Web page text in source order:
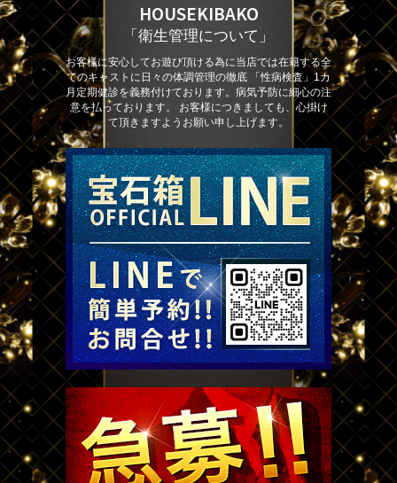
HOUSEKIBAKO
「衛生管理について」
お客様に安心してお遊び頂ける為に当店では在籍する全
てのキャストに日々の体調管理の徹底 「性病検査」1カ
月定期健診を義務付けております。病気予防に細心の注
意を払っております。 お客様につきましても、心掛け
て頂きますようお願い申し上げます。